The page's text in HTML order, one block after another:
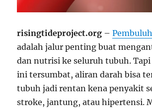
risingtideproject.org –
adalah jalur penting buat
dan nutrisi ke seluruh tubuh.
ini tersumbat, aliran darah bisa
tubuh jadi rentan kena penyakit
stroke, jantung, atau hipertensi.